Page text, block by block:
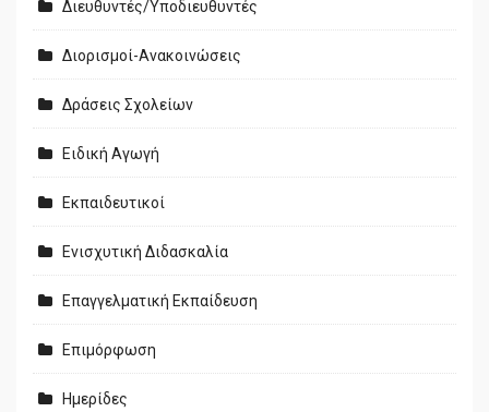
Διευθυντές/Υποδιευθυντές
Διορισμοί-Ανακοινώσεις
Δράσεις Σχολείων
Ειδική Αγωγή
Εκπαιδευτικοί
Ενισχυτική Διδασκαλία
Επαγγελματική Εκπαίδευση
Επιμόρφωση
Ημερίδες